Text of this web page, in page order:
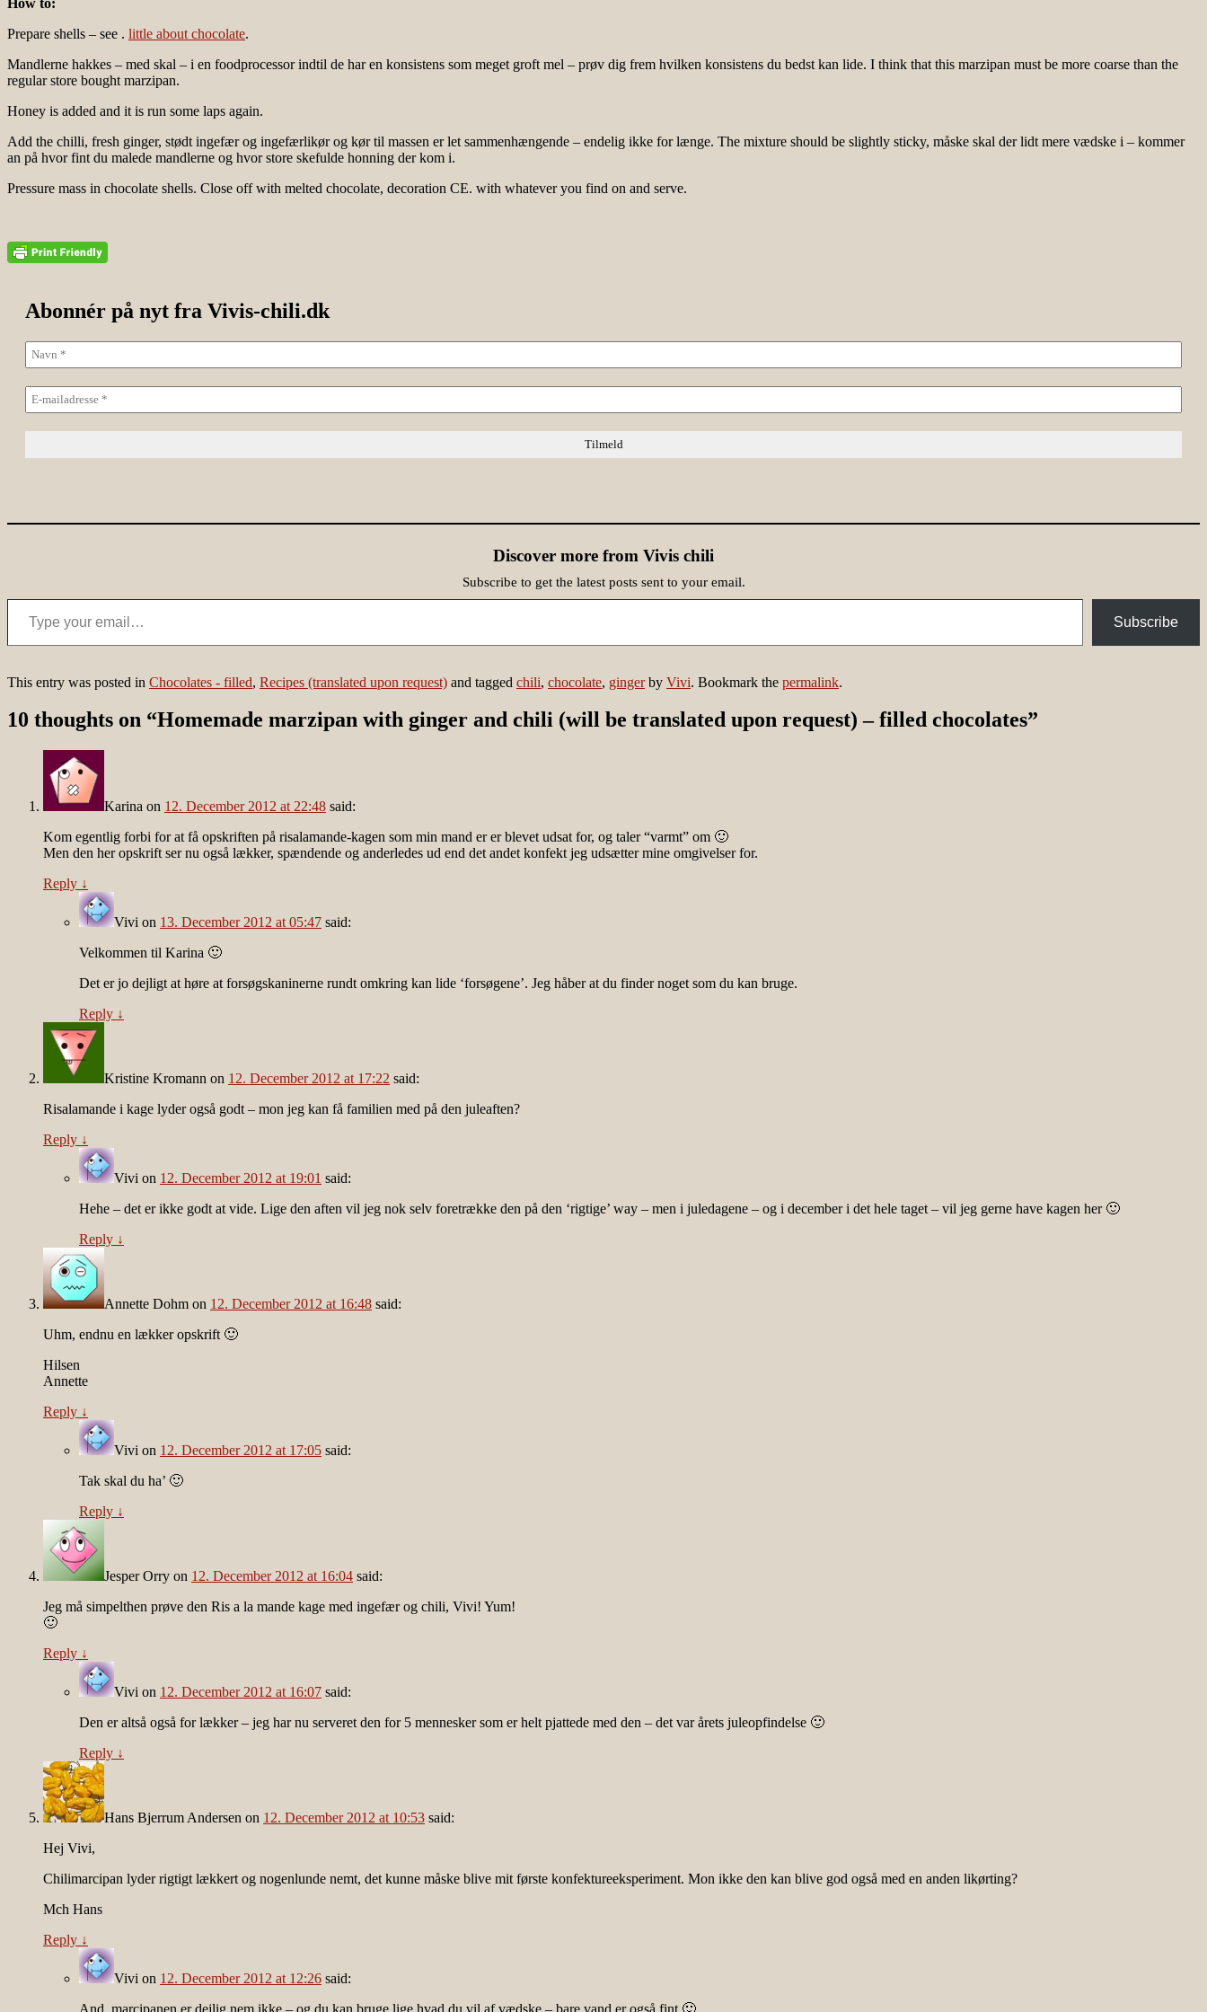
Prepare shells – see . little about chocolate.
Mandlerne hakkes – med skal – i en foodprocessor indtil de har en konsistens som meget groft mel – prøv dig frem hvilken konsistens du bedst kan lide. I think that this marzipan must be more coarse than the
regular store bought marzipan.
Honey is added and it is run some laps again.
Add the chilli, fresh ginger, stødt ingefær og ingefærlikør og kør til massen er let sammenhængende – endelig ikke for længe. The mixture should be slightly sticky, måske skal der lidt mere vædske i – kommer
an på hvor fint du malede mandlerne og hvor store skefulde honning der kom i.
Pressure mass in chocolate shells. Close off with melted chocolate, decoration CE. with whatever you find on and serve.
Abonnér på nyt fra Vivis-chili.dk
Discover more from Vivis chili
Subscribe to get the latest posts sent to your email.
Type your email…
Subscribe
This entry was posted in Chocolates - filled, Recipes (translated upon request) and tagged chili, chocolate, gingerby Vivi. Bookmark the permalink.
10 thoughts on “Homemade marzipan with ginger and chili (will be translated upon request) – filled chocolates”
Karina on 12. December 2012 at 22:48 said:
Kom egentlig forbi for at få opskriften på risalamande-kagen som min mand er er blevet udsat for, og taler “varmt” om 🙂
Men den her opskrift ser nu også lækker, spændende og anderledes ud end det andet konfekt jeg udsætter mine omgivelser for.
Reply ↓
Vivi on 13. December 2012 at 05:47 said:
Velkommen til Karina 🙂
Det er jo dejligt at høre at forsøgskaninerne rundt omkring kan lide ‘forsøgene’. Jeg håber at du finder noget som du kan bruge.
Reply ↓
Kristine Kromann on 12. December 2012 at 17:22 said:
Risalamande i kage lyder også godt – mon jeg kan få familien med på den juleaften?
Reply ↓
Vivi on 12. December 2012 at 19:01 said:
Hehe – det er ikke godt at vide. Lige den aften vil jeg nok selv foretrække den på den ‘rigtige’ way – men i juledagene – og i december i det hele taget – vil jeg gerne have kagen her 🙂
Reply ↓
Annette Dohm on 12. December 2012 at 16:48 said:
Uhm, endnu en lækker opskrift 🙂
Hilsen
Annette
Reply ↓
Vivi on 12. December 2012 at 17:05 said:
Tak skal du ha’ 🙂
Reply ↓
Jesper Orry on 12. December 2012 at 16:04 said:
Jeg må simpelthen prøve den Ris a la mande kage med ingefær og chili, Vivi! Yum!
🙂
Reply ↓
Vivi on 12. December 2012 at 16:07 said:
Den er altså også for lækker – jeg har nu serveret den for 5 mennesker som er helt pjattede med den – det var årets juleopfindelse 🙂
Reply ↓
Hans Bjerrum Andersen on 12. December 2012 at 10:53 said:
Hej Vivi,
Chilimarcipan lyder rigtigt lækkert og nogenlunde nemt, det kunne måske blive mit første konfektureeksperiment. Mon ikke den kan blive god også med en anden likørting?
Mch Hans
Reply ↓
Vivi on 12. December 2012 at 12:26 said: